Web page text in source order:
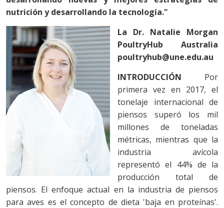
nutrición y desarrollando la tecnología."
La Dr. Natalie Morgan
PoultryHub Australia
poultryhub@une.edu.au
INTRODUCCIÓN Por
primera vez en 2017, el
tonelaje internacional de
piensos superó los mil
millones de toneladas
métricas, mientras que la
industria avícola
representó el 44% de la
producción total de
piensos. El enfoque actual en la industria de piensos
para aves es el concepto de dieta 'baja en proteínas'.